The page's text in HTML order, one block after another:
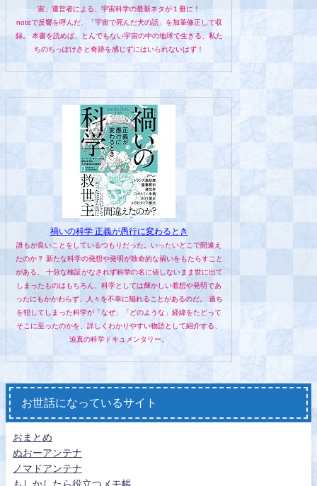
宙」運営者による、宇宙科学の最新ネタが１冊に！
noteで反響を呼んだ、「宇宙で死んだ犬の話」を加筆修正して収
録。 本書を読めば、とんでもない宇宙の中の地球で生きる、私た
ちのちっぽけさと奇跡を感じずにはいられないはず！
禍いの科学 正義が愚行に変わるとき
誰もが良いことをしているつもりだった。いったいどこで間違え
たのか？ 新たな科学の発想や発明が致命的な禍いをもたらすこと
がある。 十分な検証がなされず科学の名に値しないまま世に出て
しまったものはもちろん、科学としては輝かしい着想や発明であ
ったにもかかわらず、人々を不幸に陥れることがあるのだ。 過ち
を犯してしまった科学が「なぜ」「どのような」経緯をたどって
そこに至ったのかを、詳しくわかりやすい物語として紹介する、
迫真の科学ドキュメンタリー。
お世話になっているサイト
おまとめ
ぬおーアンテナ
ノマドアンテナ